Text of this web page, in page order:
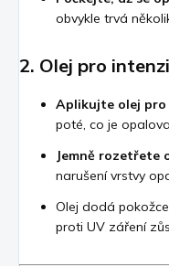
obvykle trvá
2. Olej pro
Aplikujte olej
poté, co je
Jemně rozetřete
narušení vrstvy
Olej dodá
proti UV záření